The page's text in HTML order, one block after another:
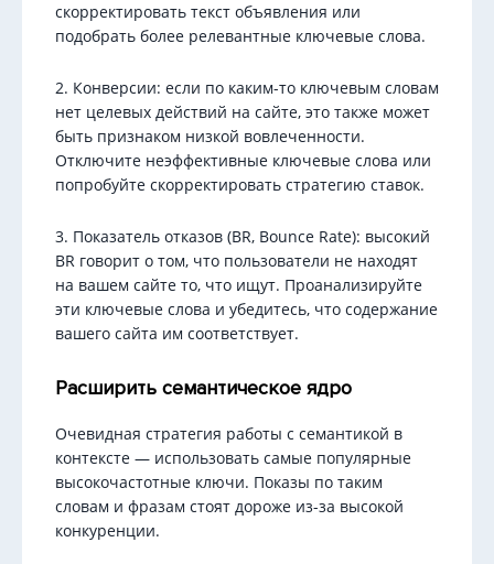
скорректировать текст объявления или
подобрать более релевантные ключевые слова.
2. Конверсии: если по каким-то ключевым словам
нет целевых действий на сайте, это также может
быть признаком низкой вовлеченности.
Отключите неэффективные ключевые слова или
попробуйте скорректировать стратегию ставок.
3. Показатель отказов (BR, Bounce Rate): высокий
BR говорит о том, что пользователи не находят
на вашем сайте то, что ищут. Проанализируйте
эти ключевые слова и убедитесь, что содержание
вашего сайта им соответствует.
Расширить семантическое ядро
Очевидная стратегия работы с семантикой в
контексте — использовать самые популярные
высокочастотные ключи. Показы по таким
словам и фразам стоят дороже из-за высокой
конкуренции.